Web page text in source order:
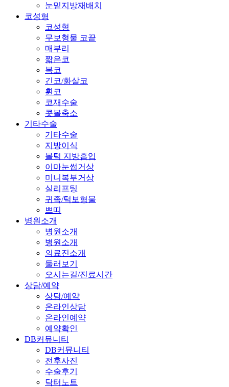
눈밑지방재배치
코성형
코성형
무보형물 코끝
매부리
짧은코
복코
긴코/화살코
휜코
코재수술
콧볼축소
기타수술
기타수술
지방이식
볼턱 지방흡입
이마눈썹거상
미니복부거상
실리프팅
귀족/턱보형물
쁘띠
병원소개
병원소개
병원소개
의료진소개
둘러보기
오시는길/진료시간
상담/예약
상담/예약
온라인상담
온라인예약
예약확인
DB커뮤니티
DB커뮤니티
전후사진
수술후기
닥터노트